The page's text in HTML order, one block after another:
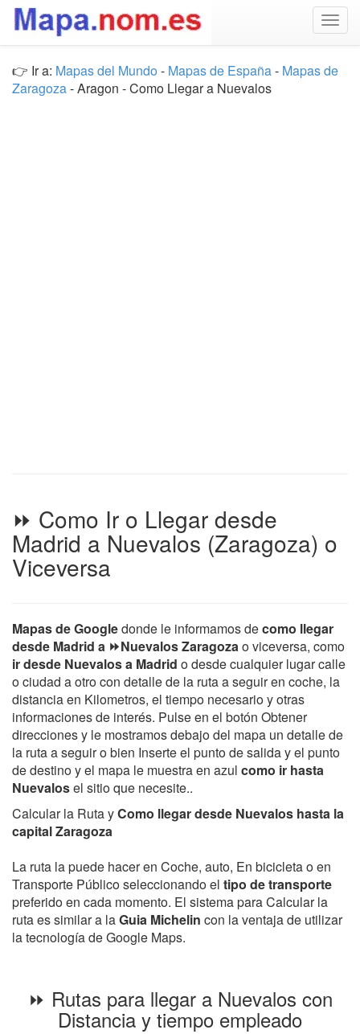
👉 Ir a: Mapas del Mundo - Mapas de España- Mapas de
Zaragoza- Aragon - Como Llegar a Nuevalos
⏩ Como Ir o Llegar desde
Madrid a Nuevalos (Zaragoza) o
Viceversa
Mapas de Googledonde le informamos decomo llegar
desde Madrid a ⏩Nuevalos Zaragozao viceversa, como
ir desde Nuevalos a Madrid o desde cualquier lugar calle
o ciudad a otro con detalle de la ruta a seguir en coche, la
distancia en Kilometros, el tiempo necesario y otras
informaciones de interés. Pulse en el botón Obtener
direcciones y le mostramos debajo del mapa un detalle de
la ruta a seguir o bien Inserte el punto de salida y el punto
de destino y el mapa le muestra en azul como ir hasta
Nuevalosel sitio que necesite..
Calcular la Ruta yComo llegar desde Nuevalos hasta la
capital Zaragoza
La ruta la puede hacer en Coche, auto, En bicicleta o en
Transporte Público seleccionando el tipo de transporte
preferido en cada momento. El sistema para Calcular la
ruta es similar a laGuia Michelin con la ventaja de utilizar
la tecnología de Google Maps.
⏩ Rutas para llegar a Nuevalos con
Distancia y tiempo empleado